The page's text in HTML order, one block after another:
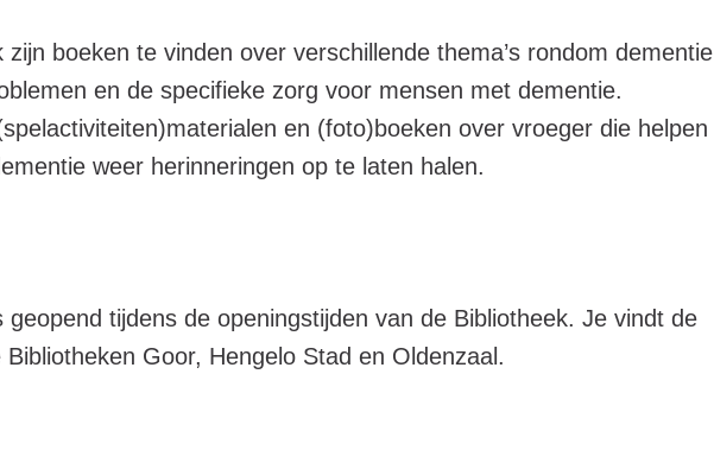
boeken te vinden over verschillende thema’s rondom dementie
en de specifieke zorg voor mensen met dementie.
en (foto)boeken over vroeger die helpen
weer herinneringen op te laten halen.
geopend tijdens de openingstijden van de Bibliotheek. Je vindt de
Goor, Hengelo Stad en Oldenzaal.